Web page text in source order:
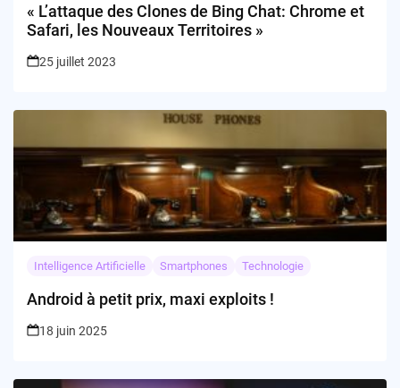
« L’attaque des Clones de Bing Chat: Chrome et
Safari, les Nouveaux Territoires »
25 juillet 2023
Intelligence Artificielle Smartphones Technologie
Android à petit prix, maxi exploits !
18 juin 2025